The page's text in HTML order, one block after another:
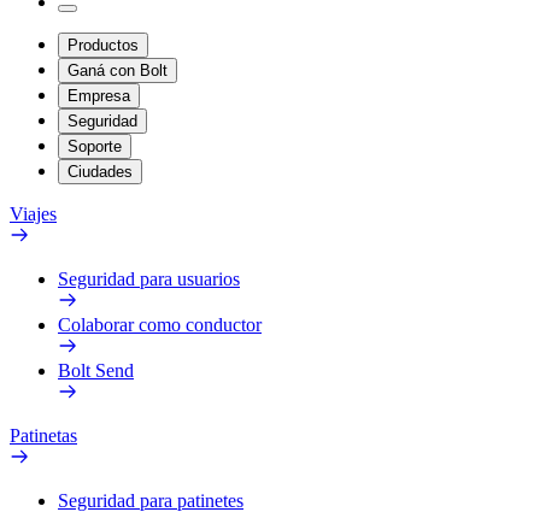
Productos
Ganá con Bolt
Empresa
Seguridad
Soporte
Ciudades
Viajes
Seguridad para usuarios
Colaborar como conductor
Bolt Send
Patinetas
Seguridad para patinetes